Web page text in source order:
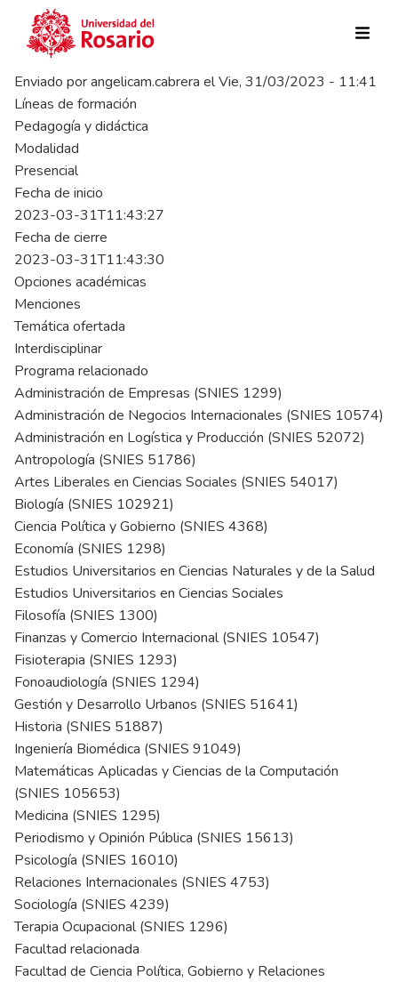
Pasar al contenido principal
Enviado porangelicam.cabrera elVie, 31/03/2023 - 11:41
Líneas de formación
Pedagogía y didáctica
Modalidad
Presencial
Fecha de inicio
2023-03-31T11:43:27
Fecha de cierre
2023-03-31T11:43:30
Opciones académicas
Menciones
Temática ofertada
Interdisciplinar
Programa relacionado
Administración de Empresas (SNIES 1299)
Administración de Negocios Internacionales (SNIES 10574)
Administración en Logística y Producción (SNIES 52072)
Antropología (SNIES 51786)
Artes Liberales en Ciencias Sociales (SNIES 54017)
Biología (SNIES 102921)
Ciencia Política y Gobierno (SNIES 4368)
Economía (SNIES 1298)
Estudios Universitarios en Ciencias Naturales y de la Salud
Estudios Universitarios en Ciencias Sociales
Filosofía (SNIES 1300)
Finanzas y Comercio Internacional (SNIES 10547)
Fisioterapia (SNIES 1293)
Fonoaudiología (SNIES 1294)
Gestión y Desarrollo Urbanos (SNIES 51641)
Historia (SNIES 51887)
Ingeniería Biomédica (SNIES 91049)
Matemáticas Aplicadas y Ciencias de la Computación
(SNIES 105653)
Medicina (SNIES 1295)
Periodismo y Opinión Pública (SNIES 15613)
Psicología (SNIES 16010)
Relaciones Internacionales (SNIES 4753)
Sociología (SNIES 4239)
Terapia Ocupacional (SNIES 1296)
Facultad relacionada
Facultad de Ciencia Política, Gobierno y Relaciones